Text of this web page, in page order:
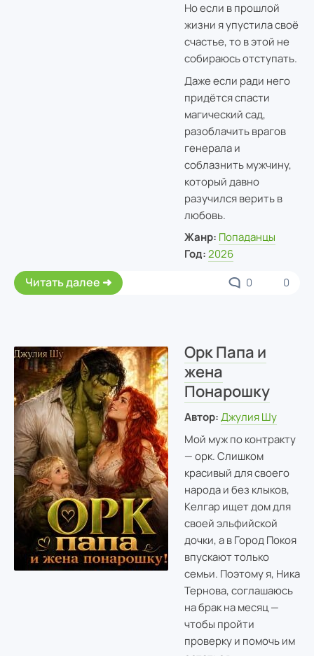
Но если в прошлой
жизни я упустила своё
счастье, то в этой не
собираюсь отступать.
Даже если ради него
придётся спасти
магический сад,
разоблачить врагов
генерала и
соблазнить мужчину,
который давно
разучился верить в
любовь.
Жанр: Попаданцы
Год: 2026
Читать далее 0 0
Орк Папа и
жена
Понарошку
Автор: Джулия Шу
Мой муж по контракту
— орк. Слишком
красивый для своего
народа и без клыков,
Келгар ищет дом для
своей эльфийской
дочки, а в Город Покоя
впускают только
семьи. Поэтому я, Ника
Тернова, соглашаюсь
на брак на месяц —
чтобы пройти
проверку и помочь им